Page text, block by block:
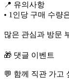
📍 유의사항
• 1인당 구매 수량
많은 관심과 방문
🎁 댓글 이벤트
💬 함께 직관 가고